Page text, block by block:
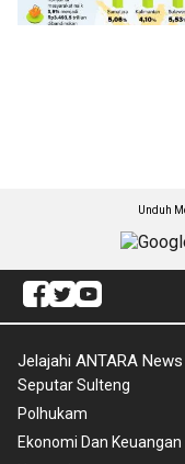
Unduh
Jelajahi ANTARA
Seputar Sulteng
Polhukam
Ekonomi Dan Keuangan